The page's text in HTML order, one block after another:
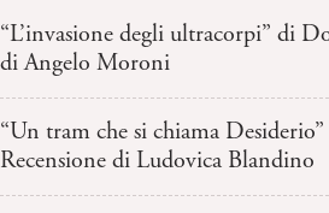
“L’invasione degli ultracorpi” di
di Angelo Moroni
“Un tram che si chiama
Recensione di Ludovica Blandino